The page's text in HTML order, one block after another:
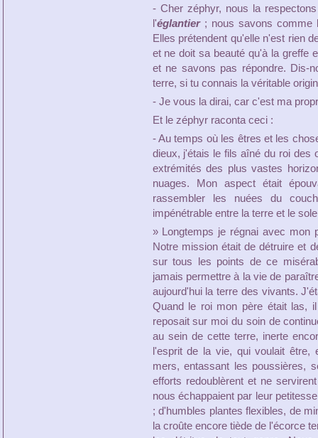
- Cher zéphyr, nous la
l'églantier; nous savons comme
Elles prétendent qu'elle n'est rien
et ne doit sa beauté qu'à la greffe
et ne savons pas répondre. Dis-
terre, si tu connais la véritable
- Je vous la dirai, car c'est ma
Et le zéphyr raconta ceci :
- Au temps où les êtres et les
dieux, j'étais le fils aîné du roi des
extrémités des plus vastes
nuages. Mon aspect était
rassembler les nuées du
impénétrable entre la terre et le
» Longtemps je régnai avec mon
Notre mission était de détruire et
sur tous les points de ce
jamais permettre à la vie de
aujourd'hui la terre des vivants.
Quand le roi mon père était las,
reposait sur moi du soin de
au sein de cette terre, inerte
l'esprit de la vie, qui voulait être,
mers, entassant les poussières,
efforts redoublèrent et ne
nous échappaient par leur
; d'humbles plantes flexibles, de
la croûte encore tiède de l'écorce